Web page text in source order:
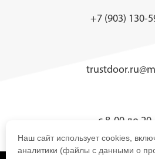
Наш сайт использует cookies,
аналитики (файлы с данными о
+7 (903) 130-
с 8-00 до